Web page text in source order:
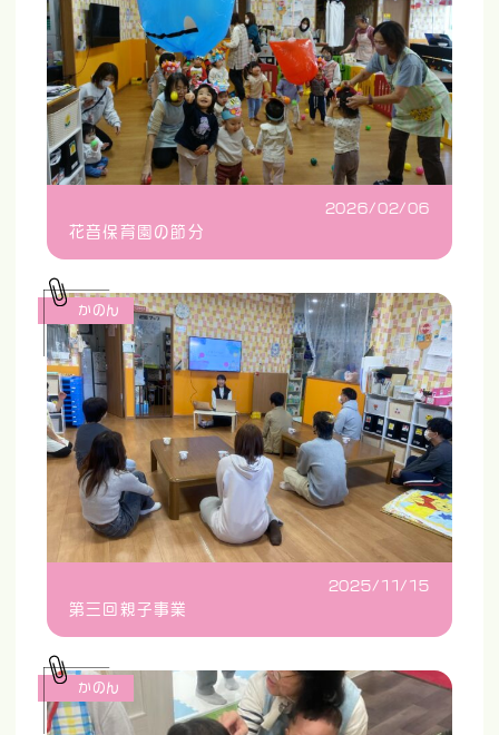
2026/02/06
花音保育園の節分
2025/11/15
第三回親子事業
かのん
かのん